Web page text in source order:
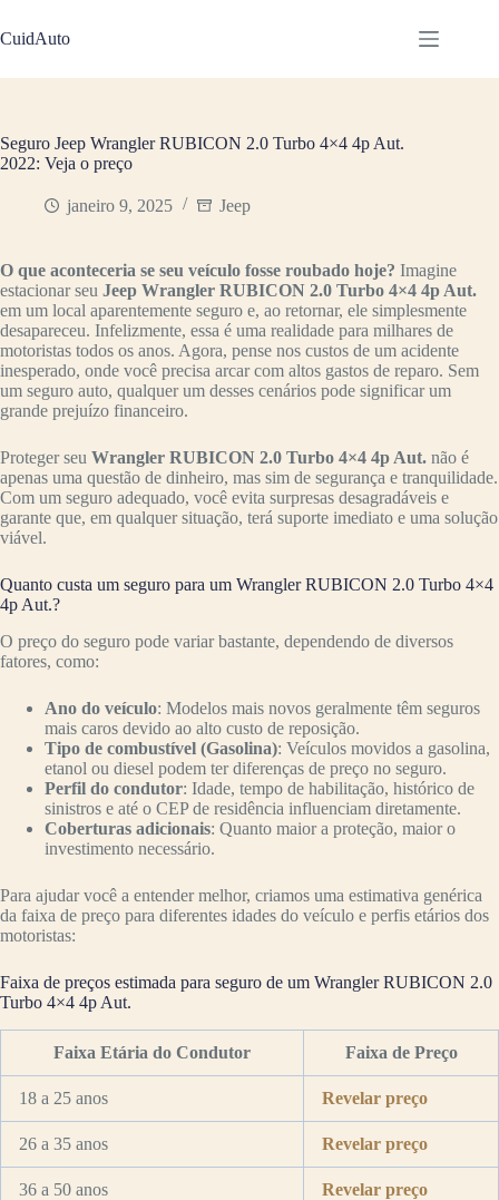
para
o
CuidAuto
Seguro Jeep Wrangler RUBICON 2.0 Turbo 4×4 4p Aut.
2022: Veja o preço
janeiro 9, 2025 Jeep
O que aconteceria se seu veículo fosse roubado hoje? Imagine
estacionar seu Jeep Wrangler RUBICON 2.0 Turbo 4×4 4p Aut.
em um local aparentemente seguro e, ao retornar, ele simplesmente
desapareceu. Infelizmente, essa é uma realidade para milhares de
motoristas todos os anos. Agora, pense nos custos de um acidente
inesperado, onde você precisa arcar com altos gastos de reparo. Sem
um seguro auto, qualquer um desses cenários pode significar um
grande prejuízo financeiro.
Proteger seu Wrangler RUBICON 2.0 Turbo 4×4 4p Aut. não é
apenas uma questão de dinheiro, mas sim de segurança e tranquilidade.
Com um seguro adequado, você evita surpresas desagradáveis e
garante que, em qualquer situação, terá suporte imediato e uma solução
viável.
Quanto custa um seguro para um Wrangler RUBICON 2.0 Turbo 4×4
4p Aut.?
O preço do seguro pode variar bastante, dependendo de diversos
fatores, como:
Ano do veículo: Modelos mais novos geralmente têm seguros
mais caros devido ao alto custo de reposição.
Tipo de combustível (Gasolina): Veículos movidos a gasolina,
etanol ou diesel podem ter diferenças de preço no seguro.
Perfil do condutor: Idade, tempo de habilitação, histórico de
sinistros e até o CEP de residência influenciam diretamente.
Coberturas adicionais: Quanto maior a proteção, maior o
investimento necessário.
Para ajudar você a entender melhor, criamos uma estimativa genérica
da faixa de preço para diferentes idades do veículo e perfis etários dos
motoristas:
Faixa de preços estimada para seguro de um Wrangler RUBICON 2.0
Turbo 4×4 4p Aut.
Faixa Etária do Condutor Faixa de Preço
18 a 25 anos Revelar preço
26 a 35 anos Revelar preço
36 a 50 anos Revelar preço